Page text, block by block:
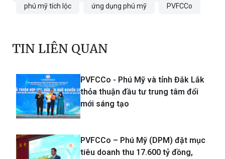
phú mỹ tích lộc
ứng dụng phú mỹ PVFCCo
TIN LIÊN QUAN
PVFCCo - Phú Mỹ và tỉnh Đắk Lắk
thỏa thuận đầu tư trung tâm đổi
mới sáng tạo
PVFCCo – Phú Mỹ (DPM) đặt mục
tiêu doanh thu 17.600 tỷ đồng,